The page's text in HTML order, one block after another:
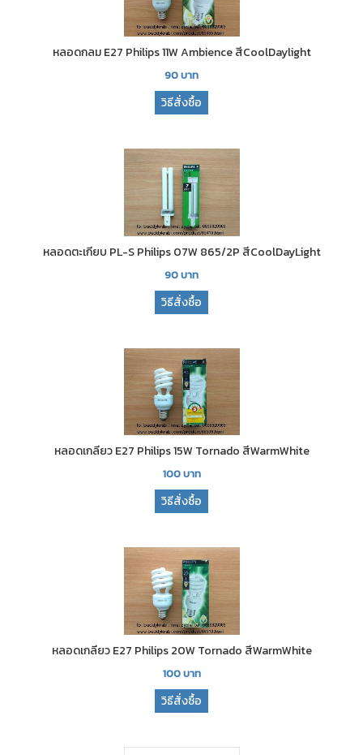
หลอดกลม E27 Philips 11W Ambience สีCoolDaylight
90บาท
วิธีสั่งซื้อ
หลอดตะเกียบ PL-S Philips 07W 865/2P สีCoolDayLight
90บาท
วิธีสั่งซื้อ
หลอดเกลียว E27 Philips 15W Tornado สีWarmWhite
100บาท
วิธีสั่งซื้อ
หลอดเกลียว E27 Philips 20W Tornado สีWarmWhite
100บาท
วิธีสั่งซื้อ